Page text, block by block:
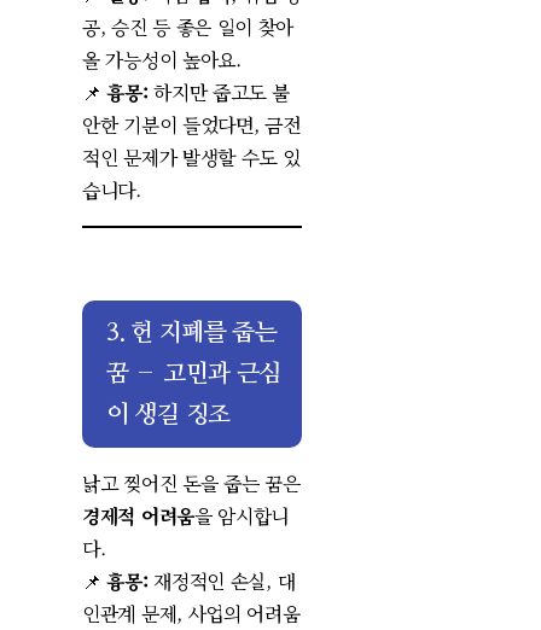
공, 승진 등 좋은 일이 찾아
올 가능성이 높아요.
📌흉몽: 하지만 줍고도 불
안한 기분이 들었다면, 금전
적인 문제가 발생할 수도 있
습니다.
3. 헌 지폐를 줍는
꿈 – 고민과 근심
이 생길 징조
낡고 찢어진 돈을 줍는 꿈은
경제적 어려움을 암시합니
다.
📌흉몽: 재정적인 손실, 대
인관계 문제, 사업의 어려움